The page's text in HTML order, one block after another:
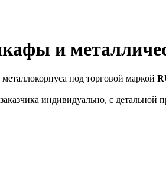
и
под торговой маркой
индивидуально, с детальной